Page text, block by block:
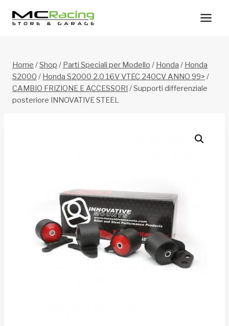
Home /Shop / Parti Speciali per Modello / Honda / Honda
S2000 / Honda S2000 2.0 16V VTEC 240CV ANNO 99> /
CAMBIO FRIZIONE E ACCESSORI /Supporti differenziale
posteriore INNOVATIVE STEEL